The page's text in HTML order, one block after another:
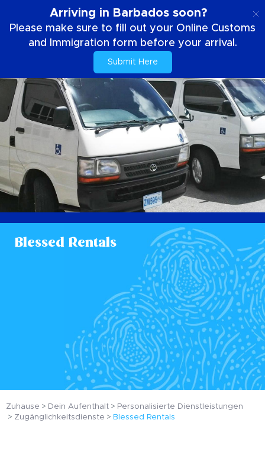
Arriving in Barbados soon?
Please make sure to fill out your Online Customs
and Immigration form before your arrival.
Submit Here
Blessed Rentals
Zuhause Dein Aufenthalt
Personalisierte Dienstleistungen
Zugänglichkeitsdienste
Blessed Rentals